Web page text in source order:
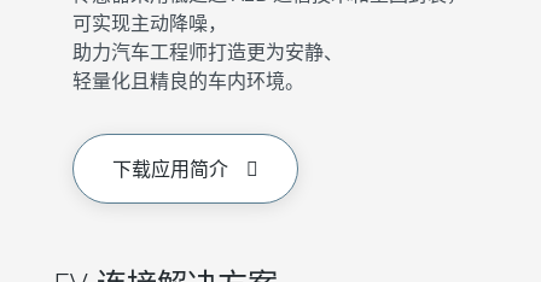
可实现主动降噪，
助力汽车工程师打造更为安静、
轻量化且精良的车内环境。
下载应用简介